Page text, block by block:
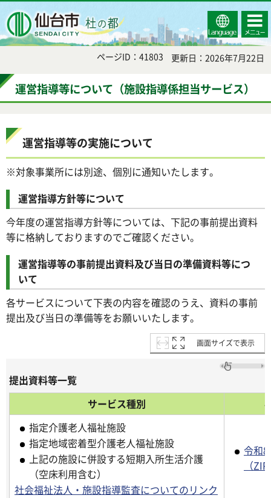
Select
Language
コンテ
ンツメ
ニュー
ページID：41803 更新日：2026年7月22日
運営指導等について（施設指導係担当サービス）
運営指導等の実施について
※対象事業所には別途、個別に通知いたします。
運営指導方針等について
今年度の運営指導方針等については、下記の事前提出資料
等に格納しておりますのでご確認ください。
運営指導等の事前提出資料及び当日の準備資料等につ
いて
各サービスについて下表の内容を確認のうえ、資料の事前
提出及び当日の準備等をお願いいたします。
画面サイズで表示
提出資料等一覧
サービス種別
指定介護老人福祉施設
指定地域密着型介護老人福祉施設
上記の施設に併設する短期入所生活介護
（空床利用含む）
社会福祉法人・施設指導監査についてのリンク
令和
（